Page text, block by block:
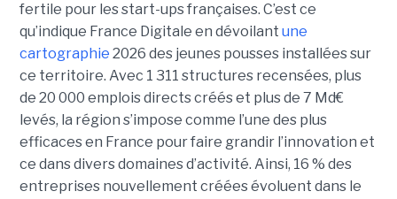
fertile pour les start-ups françaises. C’est ce
qu’indique France Digitale en dévoilant une
cartographie 2026 des jeunes pousses installées sur
ce territoire. Avec 1 311 structures recensées, plus
de 20 000 emplois directs créés et plus de 7 Md€
levés, la région s’impose comme l’une des plus
efficaces en France pour faire grandir l’innovation et
ce dans divers domaines d’activité. Ainsi, 16 % des
entreprises nouvellement créées évoluent dans le